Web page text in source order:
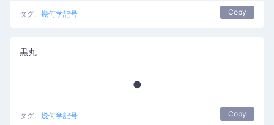
タグ: 幾何学記号 Copy
黒丸
●
タグ: 幾何学記号 Copy